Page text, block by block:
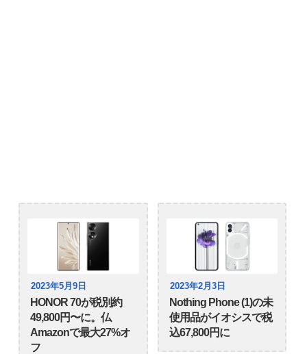
2023年5月9日
HONOR 70が税別約
49,800円〜に。仏
Amazonで最大27%オ
フ
2023年2月3日
Nothing Phone (1)の未
使用品がイオシスで税
込67,800円に